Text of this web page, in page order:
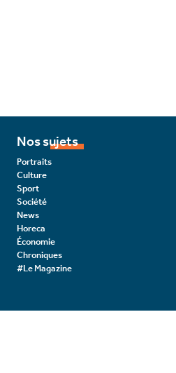
Nos sujets
Portraits
Culture
Sport
Société
News
Horeca
Économie
Chroniques
#Le Magazine